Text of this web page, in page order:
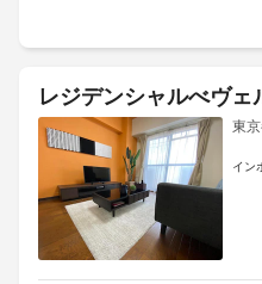
レジデンシャルべヴェ
東
イン